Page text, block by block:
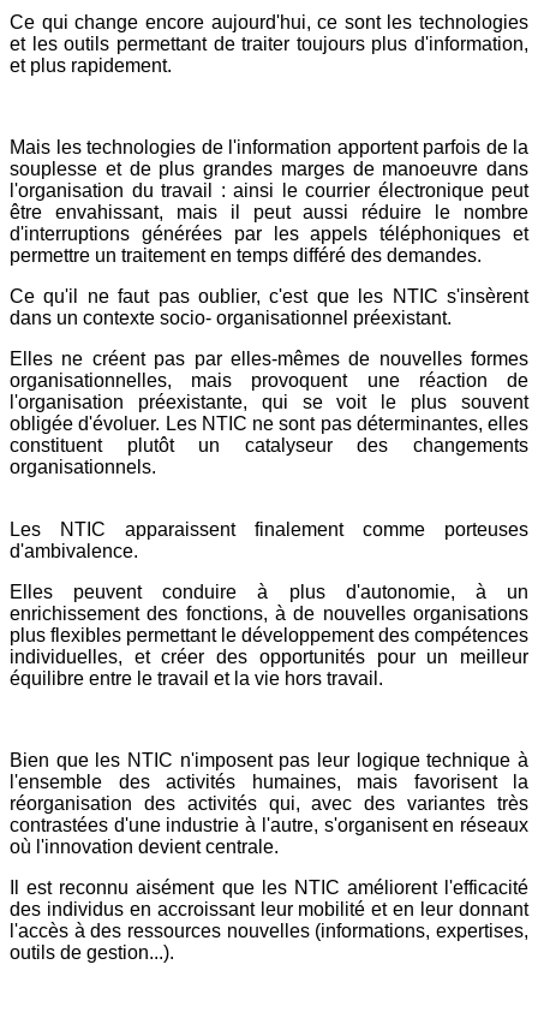
Ce qui change encore aujourd'hui, ce sont les technologies
et les outils permettant de traiter toujours plus d'information,
et plus rapidement.
Mais les technologies de l'information apportent parfois de la
souplesse et de plus grandes marges de manoeuvre dans
l'organisation du travail : ainsi le courrier électronique peut
être envahissant, mais il peut aussi réduire le nombre
d'interruptions générées par les appels téléphoniques et
permettre un traitement en temps différé des demandes.
Ce qu'il ne faut pas oublier, c'est que les NTIC s'insèrent
dans un contexte socio- organisationnel préexistant.
Elles ne créent pas par elles-mêmes de nouvelles formes
organisationnelles, mais provoquent une réaction de
l'organisation préexistante, qui se voit le plus souvent
obligée d'évoluer. Les NTIC ne sont pas déterminantes, elles
constituent plutôt un catalyseur des changements
organisationnels.
Les NTIC apparaissent finalement comme porteuses
d'ambivalence.
Elles peuvent conduire à plus d'autonomie, à un
enrichissement des fonctions, à de nouvelles organisations
plus flexibles permettant le développement des compétences
individuelles, et créer des opportunités pour un meilleur
équilibre entre le travail et la vie hors travail.
Bien que les NTIC n'imposent pas leur logique technique à
l'ensemble des activités humaines, mais favorisent la
réorganisation des activités qui, avec des variantes très
contrastées d'une industrie à l'autre, s'organisent en réseaux
où l'innovation devient centrale.
Il est reconnu aisément que les NTIC améliorent l'efficacité
des individus en accroissant leur mobilité et en leur donnant
l'accès à des ressources nouvelles (informations, expertises,
outils de gestion...).